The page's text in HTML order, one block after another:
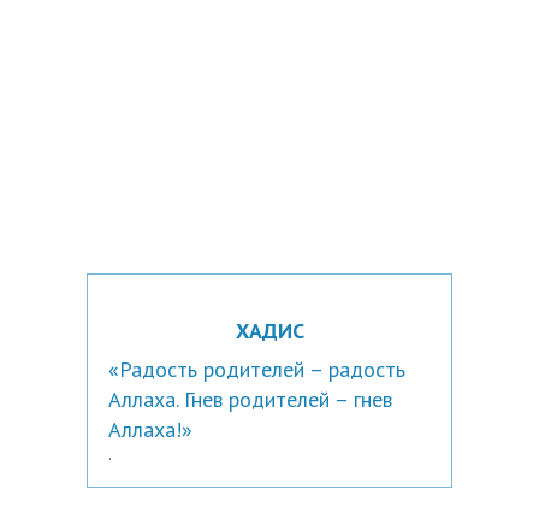
ХАДИС
«Радость родителей – радость
Аллаха. Гнев родителей – гнев
Аллаха!»
.